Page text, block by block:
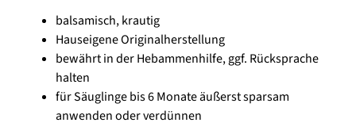
balsamisch, krautig
Hauseigene Originalherstellung
bewährt in der Hebammenhilfe, ggf. Rücksprache
halten
für Säuglinge bis 6 Monate äußerst sparsam
anwenden oder verdünnen